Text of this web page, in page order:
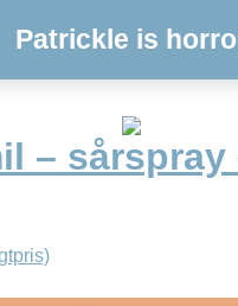
Patrickle is
– sårspray